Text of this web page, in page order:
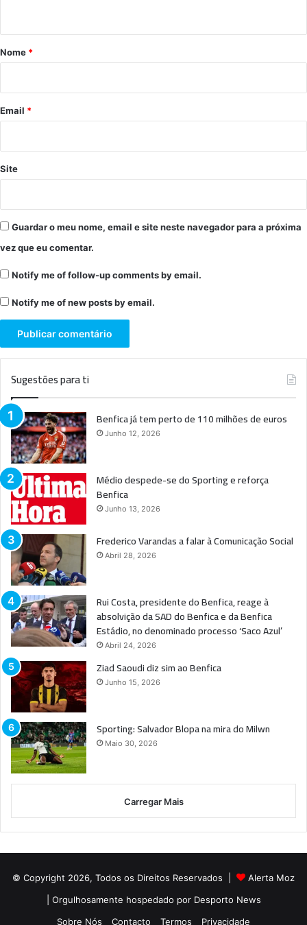
r
*
Nome *
Email *
Site
Guardar o meu nome, email e site neste navegador para a próxima
vez que eu comentar.
Notify me of follow-up comments by email.
Notify me of new posts by email.
Sugestões para ti
Benfica já tem perto de 110 milhões de euros
Junho 12, 2026
Médio despede-se do Sporting e reforça
Benfica
Junho 13, 2026
Frederico Varandas a falar à Comunicação Social
Abril 28, 2026
Rui Costa, presidente do Benfica, reage à
absolvição da SAD do Benfica e da Benfica
Estádio, no denominado processo ‘Saco Azul’
Abril 24, 2026
Ziad Saoudi diz sim ao Benfica
Junho 15, 2026
Sporting: Salvador Blopa na mira do Milwn
Maio 30, 2026
Carregar Mais
© Copyright 2026, Todos os Direitos Reservados |
Alerta Moz
| Orgulhosamente hospedado por Desporto News
Sobre Nós
Contacto Termos Privacidade